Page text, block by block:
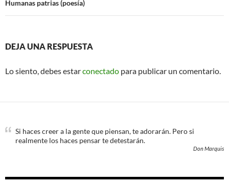
Humanas patrias (poesía)
DEJA UNA RESPUESTA
Lo siento, debes estarconectado para publicar un comentario.
Si haces creer a la gente que piensan, te adorarán. Pero si
realmente los haces pensar te detestarán.
Don Marquis